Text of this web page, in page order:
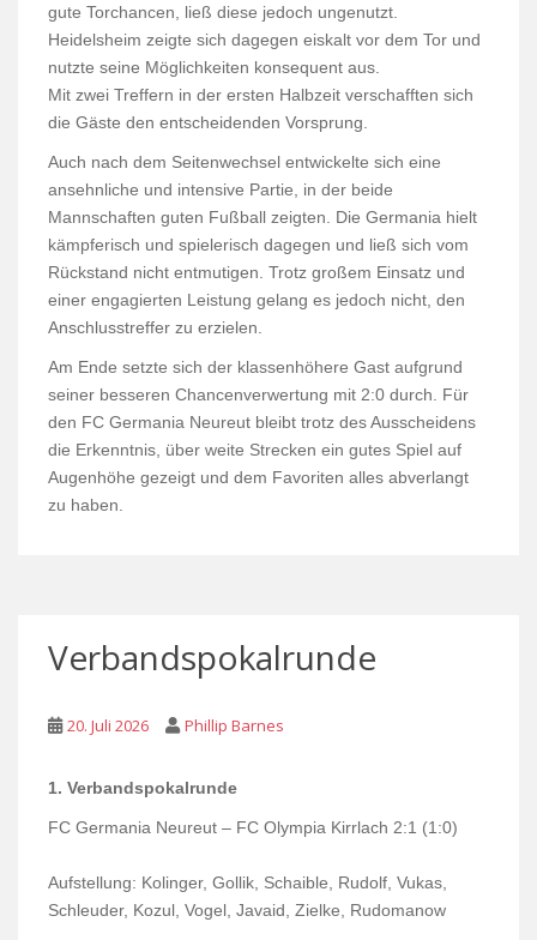
gute Torchancen, ließ diese jedoch ungenutzt.
Heidelsheim zeigte sich dagegen eiskalt vor dem Tor und
nutzte seine Möglichkeiten konsequent aus.
Mit zwei Treffern in der ersten Halbzeit verschafften sich
die Gäste den entscheidenden Vorsprung.
Auch nach dem Seitenwechsel entwickelte sich eine
ansehnliche und intensive Partie, in der beide
Mannschaften guten Fußball zeigten. Die Germania hielt
kämpferisch und spielerisch dagegen und ließ sich vom
Rückstand nicht entmutigen. Trotz großem Einsatz und
einer engagierten Leistung gelang es jedoch nicht, den
Anschlusstreffer zu erzielen.
Am Ende setzte sich der klassenhöhere Gast aufgrund
seiner besseren Chancenverwertung mit 2:0 durch. Für
den FC Germania Neureut bleibt trotz des Ausscheidens
die Erkenntnis, über weite Strecken ein gutes Spiel auf
Augenhöhe gezeigt und dem Favoriten alles abverlangt
zu haben.
Verbandspokalrunde
20. Juli 2026 Phillip Barnes
1. Verbandspokalrunde
FC Germania Neureut – FC Olympia Kirrlach 2:1 (1:0)
Aufstellung: Kolinger, Gollik, Schaible, Rudolf, Vukas,
Schleuder, Kozul, Vogel, Javaid, Zielke, Rudomanow